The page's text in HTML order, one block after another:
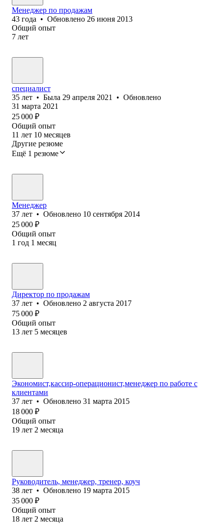
Менеджер по продажам
43 года • Обновлено 26 июня 2013
Общий опыт
7 лет
специалист
35 лет • Была 29 апреля 2021 • Обновлено
31 марта 2021
25 000 ₽
Общий опыт
11 лет 10 месяцев
Другие резюме
Ещё 1 резюме
Менеджер
37 лет • Обновлено 10 сентября 2014
25 000 ₽
Общий опыт
1 год 1 месяц
Директор по продажам
37 лет • Обновлено 2 августа 2017
75 000 ₽
Общий опыт
13 лет 5 месяцев
Экономист,кассир-операционист,менеджер по работе с
клиентами
37 лет • Обновлено 31 марта 2015
18 000 ₽
Общий опыт
19 лет 2 месяца
Руководитель, менеджер, тренер, коуч
38 лет • Обновлено 19 марта 2015
35 000 ₽
Общий опыт
18 лет 2 месяца